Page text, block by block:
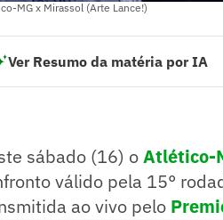
MG x Mirassol (Arte Lance!)
Ver Resumo da matéria por IA
sábado (16) oAtlético-
válido pela 15°
ao vivo pelo